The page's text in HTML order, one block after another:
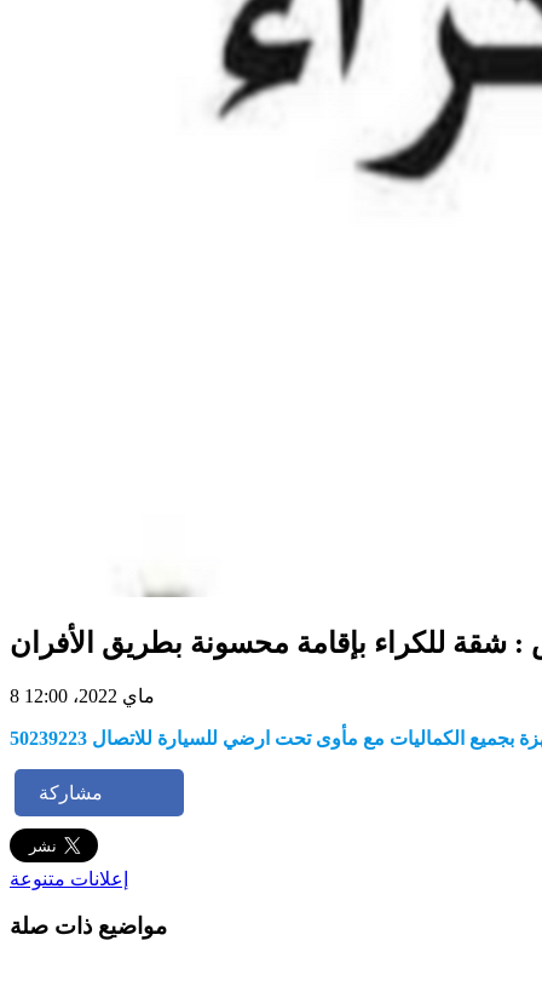
شقة للكراء بإقامة محسونة بطريق الأفران
8 ماي 2022، 12:00
مشاركة
إعلانات متنوعة
مواضيع ذات صلة